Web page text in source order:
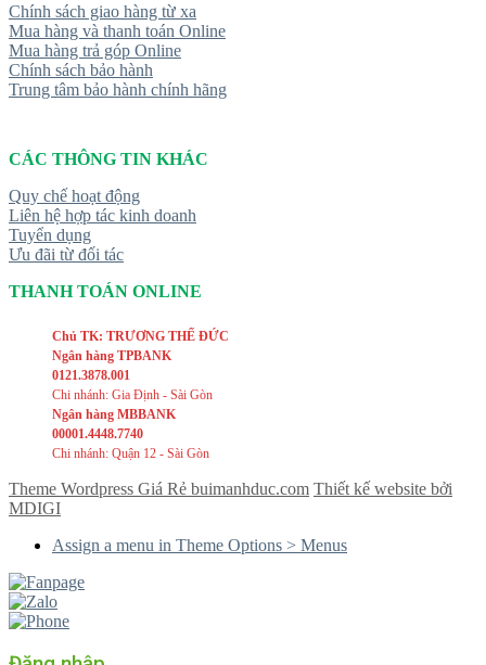
Chính sách giao hàng từ xa
Mua hàng và thanh toán Online
Mua hàng trả góp Online
Chính sách bảo hành
Trung tâm bảo hành chính hãng
CÁC THÔNG TIN KHÁC
Quy chế hoạt động
Liên hệ hợp tác kinh doanh
Tuyển dụng
Ưu đãi từ đối tác
THANH TOÁN ONLINE
Chủ TK: TRƯƠNG THẾ ĐỨC
Ngân hàng TPBANK
0121.3878.001
Chi nhánh: Gia Định - Sài Gòn
Ngân hàng MBBANK
00001.4448.7740
Chi nhánh: Quận 12 - Sài Gòn
Theme Wordpress Giá Rẻ buimanhduc.com Thiết kế website bởi
MDIGI
Assign a menu in Theme Options > Menus